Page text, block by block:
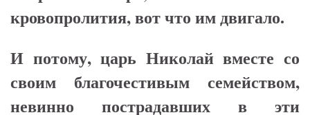
кровопролития, вот что им двигало.
И потому, царь Николай вместе со
своим благочестивым семейством,
невинно пострадавших в эти